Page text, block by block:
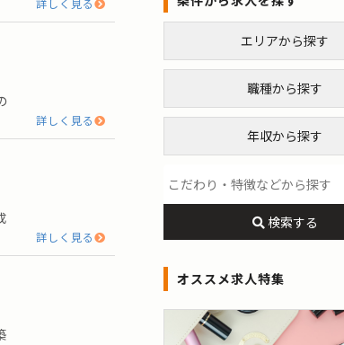
詳しく見る
詳しく見る
詳しく見る
エリアから探す
職種から探す
年収から探す
検索する
オススメ求人特集